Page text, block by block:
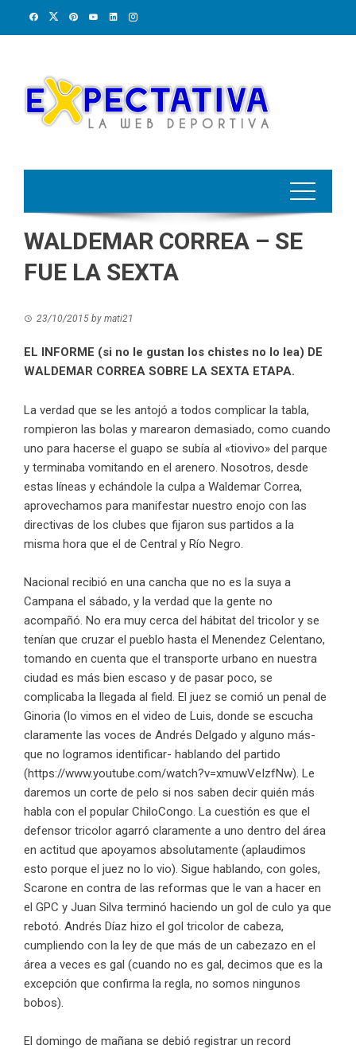
WALDEMAR CORREA – SE
FUE LA SEXTA
23/10/2015 by mati21
EL INFORME (si no le gustan los chistes no lo lea) DE
WALDEMAR CORREA SOBRE LA SEXTA ETAPA.
La verdad que se les antojó a todos complicar la tabla,
rompieron las bolas y marearon demasiado, como cuando
uno para hacerse el guapo se subía al «tiovivo» del parque
y terminaba vomitando en el arenero. Nosotros, desde
estas líneas y echándole la culpa a Waldemar Correa,
aprovechamos para manifestar nuestro enojo con las
directivas de los clubes que fijaron sus partidos a la
misma hora que el de Central y Río Negro.
Nacional recibió en una cancha que no es la suya a
Campana el sábado, y la verdad que la gente no
acompañó. No era muy cerca del hábitat del tricolor y se
tenían que cruzar el pueblo hasta el Menendez Celentano,
tomando en cuenta que el transporte urbano en nuestra
ciudad es más bien escaso y de pasar poco, se
complicaba la llegada al field. El juez se comió un penal de
Ginoria (lo vimos en el video de Luis, donde se escucha
claramente las voces de Andrés Delgado y alguno más-
que no logramos identificar- hablando del partido
(https://www.youtube.com/watch?v=xmuwVeIzfNw). L e
daremos un corte de pelo si nos saben decir quién más
habla con el popular ChiloCongo. La cuestión es que el
defensor tricolor agarró claramente a uno dentro del área
en actitud que apoyamos absolutamente (aplaudimos
esto porque el juez no lo vio). Sigue hablando, con goles,
Scarone en contra de las reformas que le van a hacer en
el GPC y Juan Silva terminó haciendo un gol de culo ya que
rebotó. Andrés Díaz hizo el gol tricolor de cabeza,
cumpliendo con la ley de que más de un cabezazo en el
área a veces es gal (cuando no es gal, decimos que es la
excepción que confirma la regla, no somos ningunos
bobos).
El domingo de mañana se debió registrar un record